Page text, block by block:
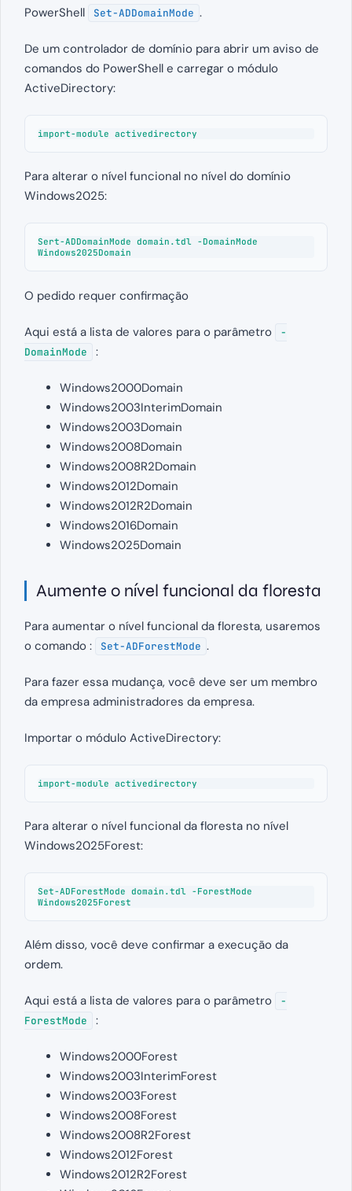
PowerShell
Set-ADDomainMode .
De um controlador de domínio para abrir um aviso de
comandos do PowerShell e carregar o módulo
ActiveDirectory:
import-module activedirectory
Para alterar o nível funcional no nível do domínio
Windows2025:
Sert-ADDomainMode domain.tdl -DomainMode
Windows2025Domain
O pedido requer confirmação
Aqui está a lista de valores para o parâmetro
-
DomainMode
:
Windows2000Domain
Windows2003InterimDomain
Windows2003Domain
Windows2008Domain
Windows2008R2Domain
Windows2012Domain
Windows2012R2Domain
Windows2016Domain
Windows2025Domain
Aumente o nível funcional da floresta
Para aumentar o nível funcional da floresta, usaremos
o comando :
Set-ADForestMode .
Para fazer essa mudança, você deve ser um membro
da empresa administradores da empresa.
Importar o módulo ActiveDirectory:
import-module activedirectory
Para alterar o nível funcional da floresta no nível
Windows2025Forest:
Set-ADForestMode domain.tdl -ForestMode
Windows2025Forest
Além disso, você deve confirmar a execução da
ordem.
Aqui está a lista de valores para o parâmetro
-
ForestMode
:
Windows2000Forest
Windows2003InterimForest
Windows2003Forest
Windows2008Forest
Windows2008R2Forest
Windows2012Forest
Windows2012R2Forest